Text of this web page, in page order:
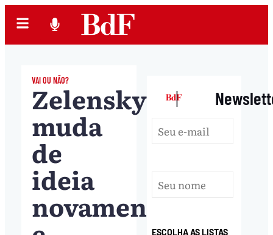
VAI OU NÃO?
Zelensky
muda
de
ideia
novamente
|
ESCOLHA AS LISTAS